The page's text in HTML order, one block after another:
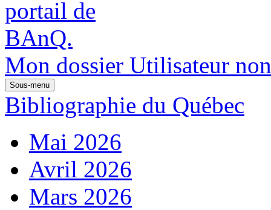
Mon dossier Utilisateur
Sous-menu
Bibliographie du Québec
Mai 2026
Avril 2026
Mars 2026